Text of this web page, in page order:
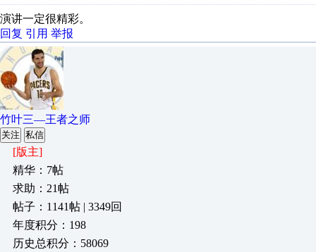
演讲一定很精彩。
回复 引用 举报
竹叶三—王者之师
关注 私信
[版主]
精华：7帖
求助：21帖
帖子：1141帖 | 3349回
年度积分：198
历史总积分：58069